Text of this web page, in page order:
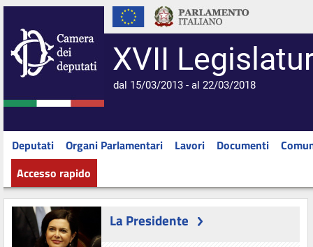
XVII
dal 15/03/2013 - al 22/03/2018
Deputati Organi Parlamentari Lavori Documenti
Accesso rapido
La Presidente